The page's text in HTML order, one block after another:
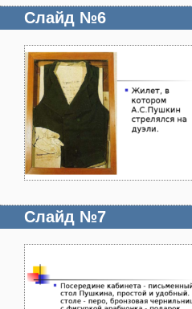
Слайд №6
Слайд №7